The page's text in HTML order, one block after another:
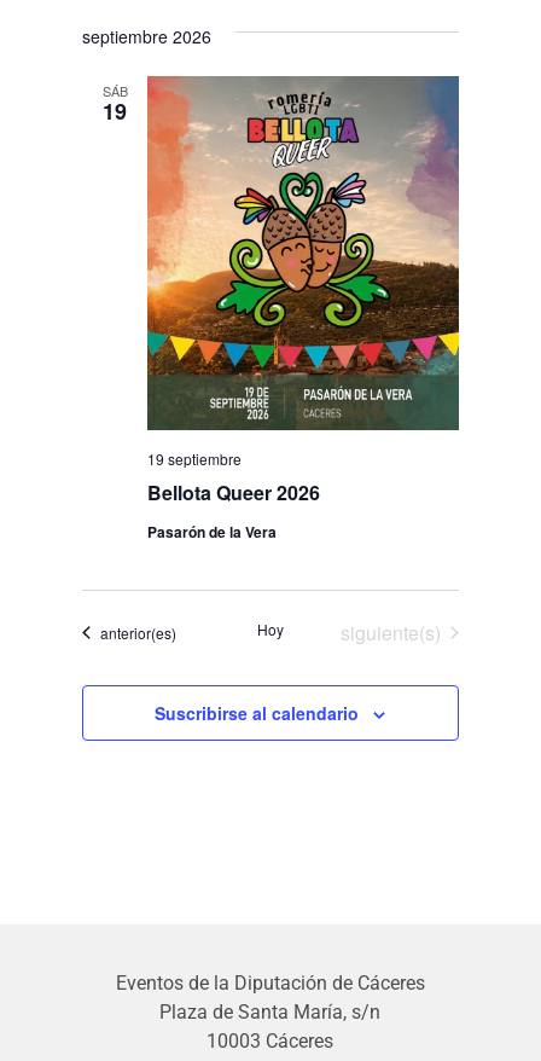
septiembre 2026
SÁB
19
Bellota Queer 2026
19 septiembre
Pasarón de la Vera
Eventos
anterior(es) Hoy Eventos
siguiente(s)
Suscribirse al calendario
Eventos de la Diputación de Cáceres
Plaza de Santa María, s/n
10003 Cáceres